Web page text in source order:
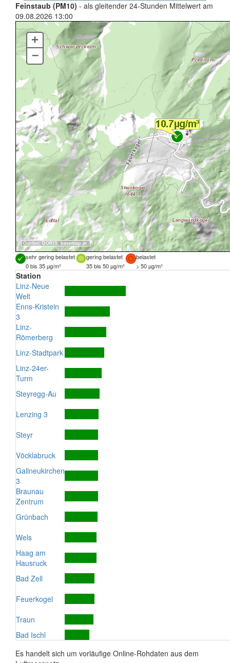
Feinstaub (PM10) - als gleitender 24-Stunden Mittelwert am
09.08.2026 13:00
Quellen: DORIS, basemap.at
+
–
sehr gering belastet gering belastet
belastet
0 bis 35 µg/m³
35 bis 50 µg/m³ > 50 µg/m³
Station
Linz-Neue
Welt
Enns-Kristein
3
Linz-
Römerberg
Linz-Stadtpark
Linz-24er-
Turm
Steyregg-Au
Lenzing 3
Steyr
Vöcklabruck
Gallneukirchen
3
Braunau
Zentrum
Grünbach
Wels
Haag am
Hausruck
Bad Zell
Feuerkogel
Traun
Bad Ischl
Es handelt sich um vorläufige Online-Rohdaten aus dem